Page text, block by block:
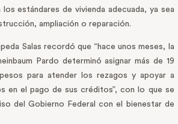
estándares de vivienda adecuada, ya sea
ampliación o reparación.
Salas recordó que “hace unos meses, la
Pardo determinó asignar más de 19
para atender los rezagos y apoyar a
en el pago de sus créditos”, con lo que se
del Gobierno Federal con el bienestar de